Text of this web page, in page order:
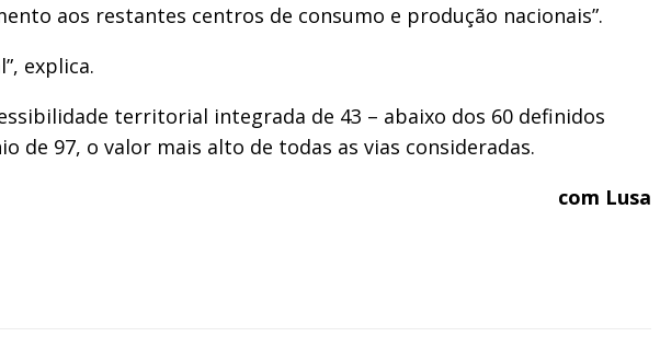
aos restantes centros de consumo e produção nacionais”.
explica.
territorial integrada de 43 – abaixo dos 60 definidos
97, o valor mais alto de todas as vias consideradas.
com Lusa